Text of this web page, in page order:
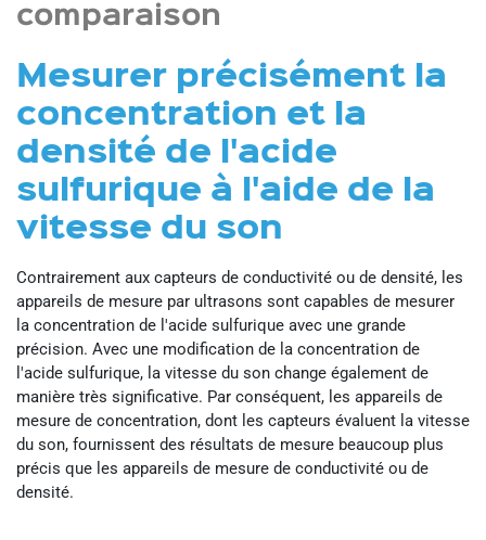
comparaison
Mesurer précisément la
concentration et la
densité de l'acide
sulfurique à l'aide de la
vitesse du son
Contrairement aux capteurs de conductivité ou de densité, les
appareils de mesure par ultrasons sont capables de mesurer
la concentration de l'acide sulfurique avec une grande
précision. Avec une modification de la concentration de
l'acide sulfurique, la vitesse du son change également de
manière très significative. Par conséquent, les appareils de
mesure de concentration, dont les capteurs évaluent la vitesse
du son, fournissent des résultats de mesure beaucoup plus
précis que les appareils de mesure de conductivité ou de
densité.